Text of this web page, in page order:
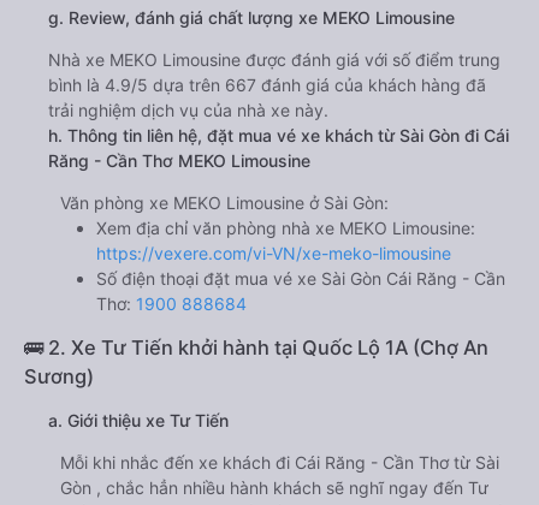
g. Review, đánh giá chất lượng xe MEKO Limousine
Nhà xe MEKO Limousine được đánh giá với số điểm trung
bình là 4.9/5 dựa trên 667 đánh giá của khách hàng đã
trải nghiệm dịch vụ của nhà xe này.
h. Thông tin liên hệ, đặt mua vé xe khách từ Sài Gòn đi Cái
Răng - Cần Thơ MEKO Limousine
Văn phòng xe MEKO Limousine ở Sài Gòn:
Xem địa chỉ văn phòng nhà xe MEKO Limousine:
https://vexere.com/vi-VN/xe-meko-limousine
Số điện thoại đặt mua vé xe Sài Gòn Cái Răng - Cần
Thơ: 1900 888684
🚌 2. Xe Tư Tiến khởi hành tại Quốc Lộ 1A (Chợ An
Sương)
a. Giới thiệu xe Tư Tiến
Mỗi khi nhắc đến xe khách đi Cái Răng - Cần Thơ từ Sài
Gòn , chắc hẳn nhiều hành khách sẽ nghĩ ngay đến Tư